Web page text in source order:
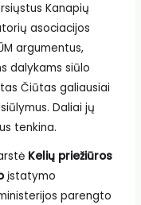
Kanapių
asociacijos
argumentus,
dalykams siūlo
Čiūtas galiausiai
Daliai jų
tenkina.
Kelių priežiūros
įstatymo
parengto